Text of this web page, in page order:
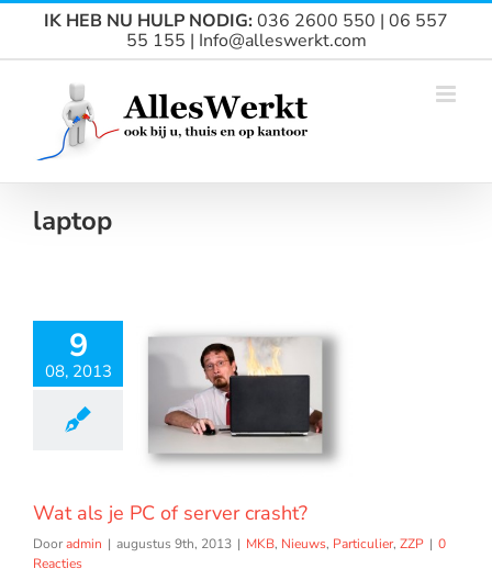
Ga
IK HEB NU HULP NODIG: 036 2600 550 | 06 557
55 155 | Info@alleswerkt.com
laptop
9
08, 2013
je PC of
crasht?
Wat als je PC of server crasht?
Dooradmin | augustus 9th, 2013 | MKB, Nieuws, Particulier, ZZP | 0
Reacties